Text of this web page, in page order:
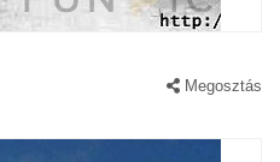
Megosztás